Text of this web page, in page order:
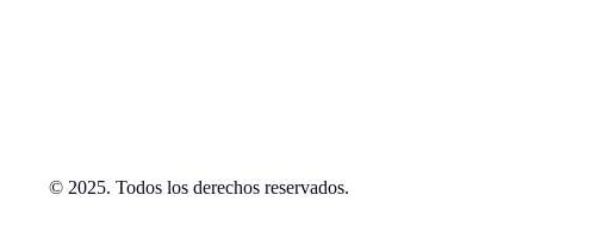
© 2025. Todos los derechos reservados.